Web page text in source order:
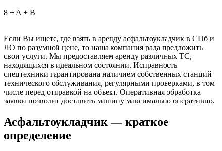
8 + A + B
Если Вы ищете, где взять в аренду асфальтоукладчик в СПб и
ЛО по разумной цене, то наша компания рада предложить
свои услуги. Мы предоставляем аренду различных ТС,
находящихся в идеальном состоянии. Исправность
спецтехники гарантирована наличием собственных станций
технического обслуживания, регулярными проверками, в том
числе перед отправкой на объект. Оперативная обработка
заявки позволит доставить машину максимально оперативно.
Асфальтоукладчик — краткое
определение